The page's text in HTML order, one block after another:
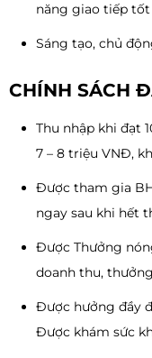
năng giao tiếp tốt
Sáng tạo, chủ
CHÍNH SÁCH
Thu nhập khi đạt
7 – 8 triệu VNĐ,
Được tham gia
ngay sau khi hết
Được Thưởng
doanh thu,
Được hưởng đầy
Được khám sức